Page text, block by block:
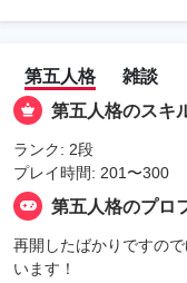
第五人格 雑談
第五人格のスキ
ランク: 2段
プレイ時間: 201〜300
第五人格のプロ
再開したばかりですの
います！